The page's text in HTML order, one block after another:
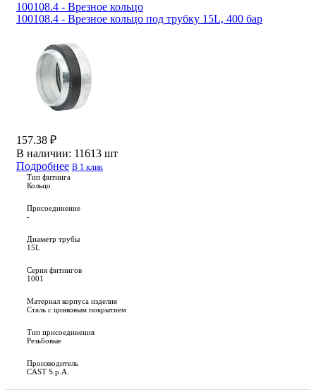
100108.4 - Врезное кольцо
100108.4 - Врезное кольцо под трубку 15L, 400 бар
157.38 ₽
В наличии: 11613 шт
Подробнее В 1 клик
Тип фитинга
Кольцо
Присоединение
-
Диаметр трубы
15L
Серия фитингов
1001
Материал корпуса изделия
Сталь с цинковым покрытием
Тип присоединения
Резьбовые
Производитель
CAST S.p.A.